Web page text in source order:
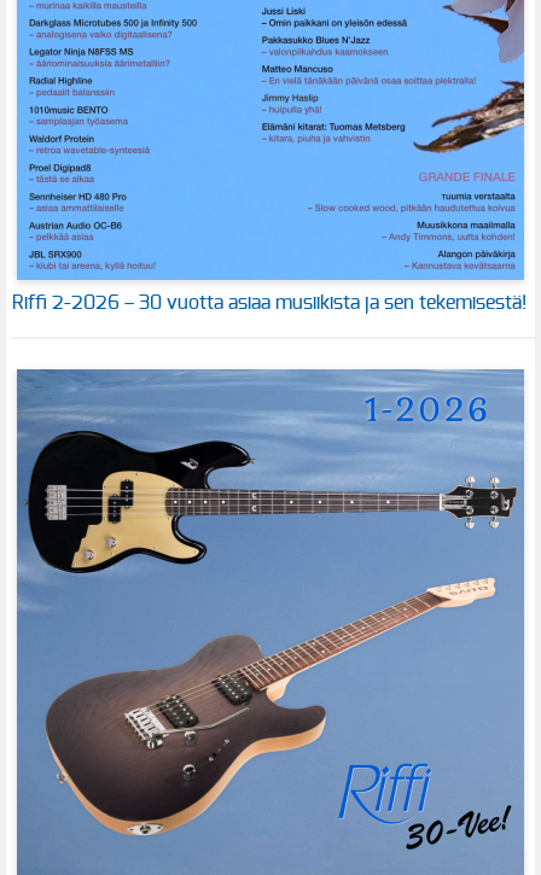
Riffi 2-2026 – 30 vuotta asiaa musiikista ja sen tekemisestä!